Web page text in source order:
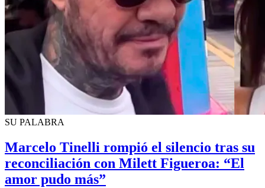
SU PALABRA
Marcelo Tinelli rompió el silencio tras su
reconciliación con Milett Figueroa: “El
amor pudo más”